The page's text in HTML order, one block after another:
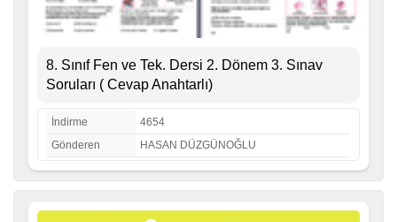
8. Sınıf Fen ve Tek. Dersi 2. Dönem 3. Sınav
Soruları ( Cevap Anahtarlı)
İndirme
4654
Gönderen
HASAN DÜZGÜNOĞLU